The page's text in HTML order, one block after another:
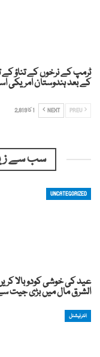
ٹرمپ کے نرخوں کے تناؤ
کے بعد ہندوستان امریکی
NEXT 1 کا 2,819
سب سے
UNCATEGORIZED
عید کی خوشی کودوبالا
الشرق مال میں بڑی جیت
انٹرنیشنل